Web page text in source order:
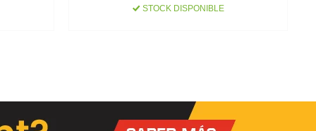
STOCK DISPONIBLE